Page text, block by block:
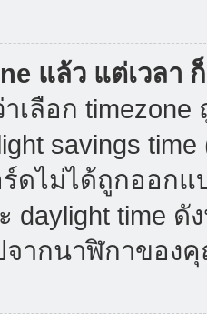
แล้ว แต่เวลา
ลือก timezone
savings
ดไม่ได้ถูกออกแ
daylight time
จากนาฬิกาของ